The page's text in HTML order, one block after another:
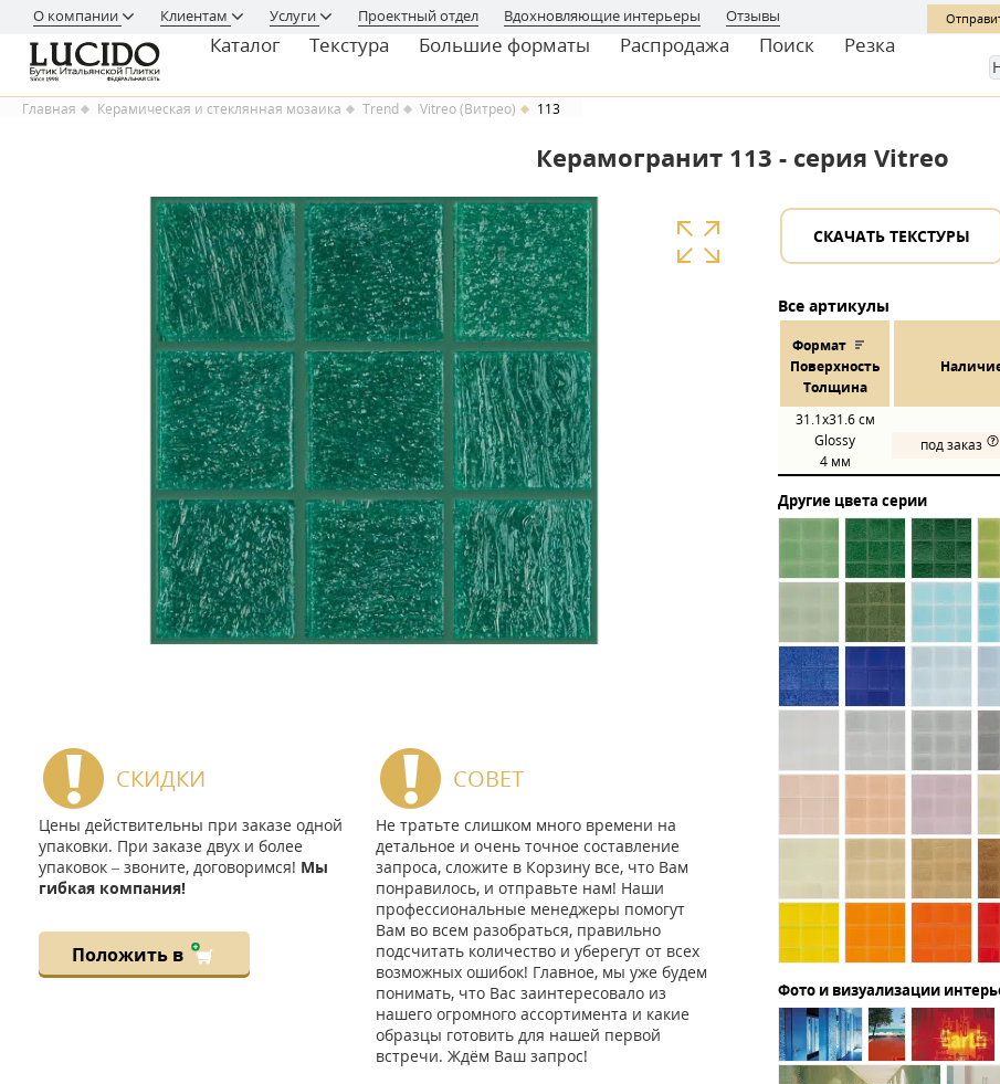
О компании Клиентам Услуги Проектный отдел Вдохновляющие интерьеры Отзывы
Каталог Текстура Большие форматы Распродажа Поиск Резка
Главная Керамическая и стеклянная мозаика Trend Vitreo (Витрео) 113
Керамогранит 113 - серия Vitreo
СКИДКИ
Цены действительны при заказе одной
упаковки. При заказе двух и более
упаковок – звоните, договоримся! Мы
гибкая компания!
Положить в
СОВЕТ
Не тратьте слишком много времени на
детальное и очень точное составление
запроса, сложите в Корзину все, что Вам
понравилось, и отправьте нам! Наши
профессиональные менеджеры помогут
Вам во всем разобраться, правильно
подсчитать количество и уберегут от всех
возможных ошибок! Главное, мы уже будем
понимать, что Вас заинтересовало из
нашего огромного ассортимента и какие
образцы готовить для нашей первой
встречи. Ждём Ваш запрос!
СКАЧАТЬ ТЕКСТУРЫ
Все артикулы
Формат
Поверхность
Толщина
31.1x31.6см
Glossy
4 мм
под заказ
Другие цвета серии
Фото и визуализации